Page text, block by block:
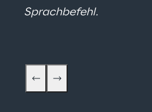
Sprachbefehl.